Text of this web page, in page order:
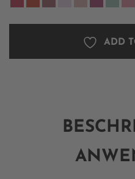
ADD